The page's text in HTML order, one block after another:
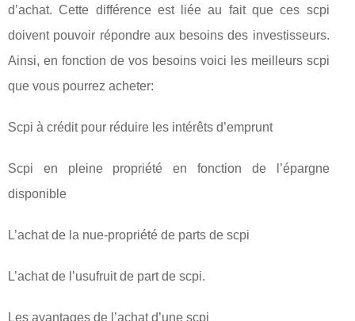
d’achat. Cette différence est liée au fait que ces scpi
doivent pouvoir répondre aux besoins des investisseurs.
Ainsi, en fonction de vos besoins voici les meilleurs scpi
que vous pourrez acheter:
Scpi à crédit pour réduire les intérêts d’emprunt
Scpi en pleine propriété en fonction de l’épargne
disponible
L’achat de la nue-propriété de parts de scpi
L’achat de l’usufruit de part de scpi.
Les avantages de l’achat d’une scpi